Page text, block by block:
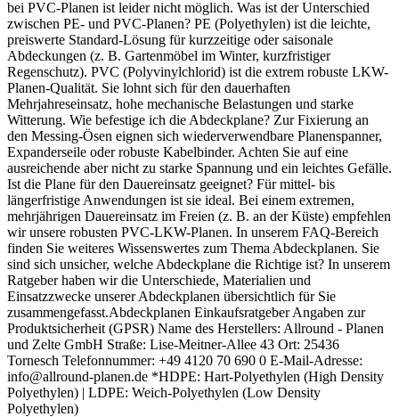
bei PVC-Planen ist leider nicht möglich. Was ist der Unterschied
zwischen PE- und PVC-Planen? PE (Polyethylen) ist die leichte,
preiswerte Standard-Lösung für kurzzeitige oder saisonale
Abdeckungen (z. B. Gartenmöbel im Winter, kurzfristiger
Regenschutz). PVC (Polyvinylchlorid) ist die extrem robuste LKW-
Planen-Qualität. Sie lohnt sich für den dauerhaften
Mehrjahreseinsatz, hohe mechanische Belastungen und starke
Witterung. Wie befestige ich die Abdeckplane? Zur Fixierung an
den Messing-Ösen eignen sich wiederverwendbare Planenspanner,
Expanderseile oder robuste Kabelbinder. Achten Sie auf eine
ausreichende aber nicht zu starke Spannung und ein leichtes Gefälle.
Ist die Plane für den Dauereinsatz geeignet? Für mittel- bis
längerfristige Anwendungen ist sie ideal. Bei einem extremen,
mehrjährigen Dauereinsatz im Freien (z. B. an der Küste) empfehlen
wir unsere robusten PVC-LKW-Planen. In unserem FAQ-Bereich
finden Sie weiteres Wissenswertes zum Thema Abdeckplanen. Sie
sind sich unsicher, welche Abdeckplane die Richtige ist? In unserem
Ratgeber haben wir die Unterschiede, Materialien und
Einsatzzwecke unserer Abdeckplanen übersichtlich für Sie
zusammengefasst.Abdeckplanen Einkaufsratgeber Angaben zur
Produktsicherheit (GPSR) Name des Herstellers: Allround - Planen
und Zelte GmbH Straße: Lise-Meitner-Allee 43 Ort: 25436
Tornesch Telefonnummer: +49 4120 70 690 0 E-Mail-Adresse:
info@allround-planen.de *HDPE: Hart-Polyethylen (High Density
Polyethylen) | LDPE: Weich-Polyethylen (Low Density
Polyethylen)